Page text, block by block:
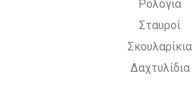
Ρολόγια
Σταυροί
Σκουλαρίκια
Δαχτυλίδια